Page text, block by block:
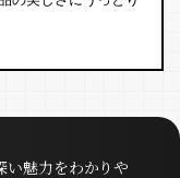
い魅力をわかりや